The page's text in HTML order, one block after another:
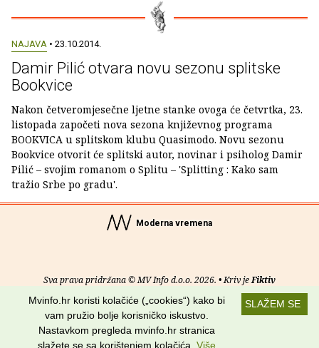
NAJAVA • 23.10.2014.
Damir Pilić otvara novu sezonu splitske
Bookvice
Nakon četveromjesečne ljetne stanke ovoga će četvrtka, 23.
listopada započeti nova sezona književnog programa
BOOKVICA u splitskom klubu Quasimodo. Novu sezonu
Bookvice otvorit će splitski autor, novinar i psiholog Damir
Pilić – svojim romanom o Splitu – 'Splitting : Kako sam
tražio Srbe po gradu'.
Moderna vremena
Sva prava pridržana © MV Info d.o.o. 2026. • Kriv jeFiktiv
Uvjeti korištenja RSS kanali
Potraži nas na:
SLAŽEM SE
Mvinfo.hr koristi kolačiće („cookies“) kako bi
vam pružio bolje korisničko iskustvo.
Nastavkom pregleda mvinfo.hr stranica
slažete se sa korištenjem kolačića. Više